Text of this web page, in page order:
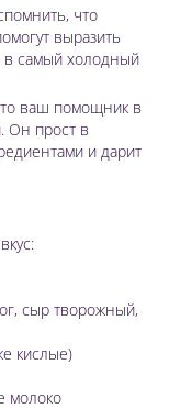
что
выразить
в самый холодный
ваш помощник в
Он прост в
и дарит
сыр творожный,
кислые)
молоко